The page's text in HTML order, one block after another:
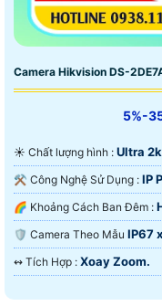
Camera Hikvision DS-
5%-
☀️ Chất lượng hình : Ultra
⚒ Công Nghệ Sử Dụng : IP
🌈 Khoảng Cách Ban Đêm :
🛡 Camera Theo Mẫu IP67
️↭ Tích Hợp : Xoay Zoom.